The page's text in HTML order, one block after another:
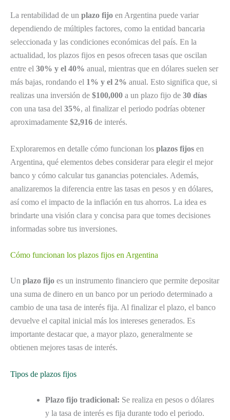
La rentabilidad de un plazo fijo en Argentina puede variar
dependiendo de múltiples factores, como la entidad bancaria
seleccionada y las condiciones económicas del país. En la
actualidad, los plazos fijos en pesos ofrecen tasas que oscilan
entre el 30% y el 40% anual, mientras que en dólares suelen ser
más bajas, rondando el 1% y el 2% anual. Esto significa que, si
realizas una inversión de $100,000 a un plazo fijo de 30 días
con una tasa del 35%, al finalizar el periodo podrías obtener
aproximadamente $2,916 de interés.
Exploraremos en detalle cómo funcionan los plazos fijos en
Argentina, qué elementos debes considerar para elegir el mejor
banco y cómo calcular tus ganancias potenciales. Además,
analizaremos la diferencia entre las tasas en pesos y en dólares,
así como el impacto de la inflación en tus ahorros. La idea es
brindarte una visión clara y concisa para que tomes decisiones
informadas sobre tus inversiones.
Cómo funcionan los plazos fijos en Argentina
Un plazo fijo es un instrumento financiero que permite depositar
una suma de dinero en un banco por un periodo determinado a
cambio de una tasa de interés fija. Al finalizar el plazo, el banco
devuelve el capital inicial más los intereses generados. Es
importante destacar que, a mayor plazo, generalmente se
obtienen mejores tasas de interés.
Tipos de plazos fijos
Plazo fijo tradicional: Se realiza en pesos o dólares
y la tasa de interés es fija durante todo el periodo.